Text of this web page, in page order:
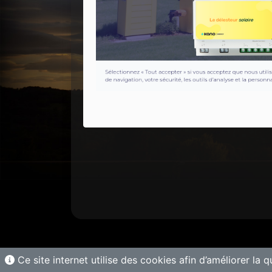
Ce site internet utilise des cookies afin d’améliorer la